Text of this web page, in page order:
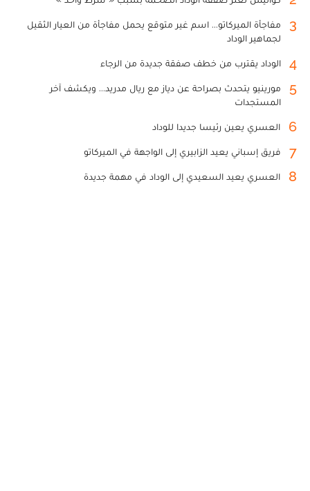
3
مفاجأة الميركاتو... اسم غير متوقع يحمل مفاجأة من العيار الثقيل
لجماهير الوداد
4 الوداد يقترب من خطف صفقة جديدة من الرجاء
5
مورينيو يتحدث بصراحة عن دياز مع ريال مدريد... ويكشف آخر
المستجدات
6 العسري يعين رئيسا جديدا للوداد
7 فريق إسباني يعيد الزابيري إلى الواجهة في الميركاتو
8 العسري يعيد السعيدي إلى الوداد في مهمة جديدة